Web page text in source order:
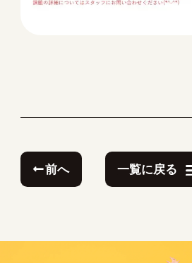
前へ 一覧に戻る